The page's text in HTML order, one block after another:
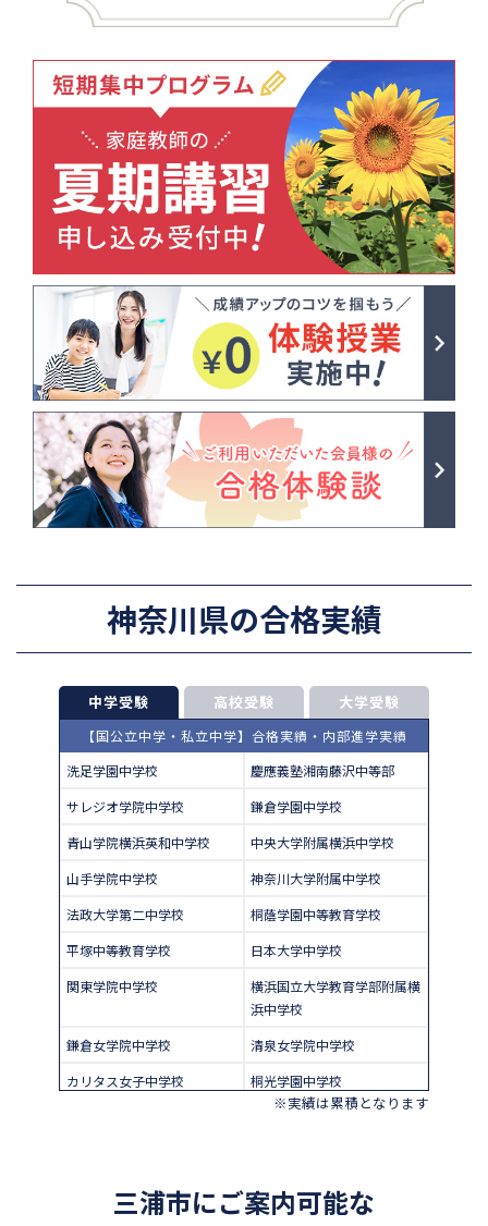
神奈川県の合格実績
中学受験 高校受験 大学受験
【国公立中学・私立中学】合格実績・内部進学実績
洗足学園中学校
慶應義塾湘南藤沢中等部
サレジオ学院中学校
鎌倉学園中学校
青山学院横浜英和中学校
中央大学附属横浜中学校
山手学院中学校
神奈川大学附属中学校
法政大学第二中学校
桐蔭学園中等教育学校
平塚中等教育学校
日本大学中学校
関東学院中学校
横浜国立大学教育学部附属横
浜中学校
鎌倉女学院中学校
清泉女学院中学校
カリタス女子中学校
桐光学園中学校
公文国際学園中等部
自修館中等教育学校
聖セシリア女子中学校
※実績は累積となります
三浦市にご案内可能な